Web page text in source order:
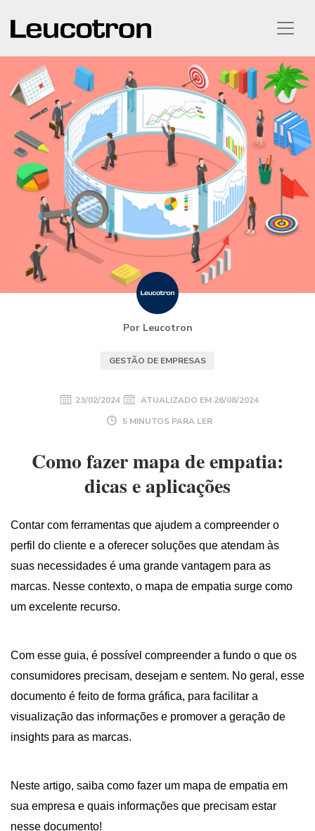
Por Leucotron
GESTÃO DE EMPRESAS
23/02/2024 ATUALIZADO EM 26/08/2024
5 MINUTOS PARA LER
Como fazer mapa de empatia:
dicas e aplicações
Contar com ferramentas que ajudem a compreender o
perfil do cliente e a oferecer soluções que atendam às
suas necessidades é uma grande vantagem para as
marcas. Nesse contexto, o mapa de empatia surge como
um excelente recurso.
Com esse guia, é possível compreender a fundo o que os
consumidores precisam, desejam e sentem. No geral, esse
documento é feito de forma gráfica, para facilitar a
visualização das informações e promover a geração de
insights para as marcas.
Neste artigo, saiba como fazer um mapa de empatia em
sua empresa e quais informações que precisam estar
nesse documento!